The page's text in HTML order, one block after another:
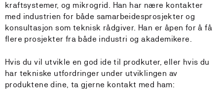
kraftsystemer, og mikrogrid. Han har nære kontakter
med industrien for både samarbeidesprosjekter og
konsultasjon som teknisk rådgiver. Han er åpen for å få
flere prosjekter fra både industri og akademikere.
Hvis du vil utvikle en god ide til prodkuter, eller hvis du
har tekniske utfordringer under utviklingen av
produktene dine, ta gjerne kontakt med ham: